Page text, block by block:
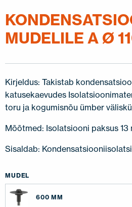
MUDELILE A Ø
Kirjeldus: Takistab
katusekaevudes
toru ja kogumisnõu ümber
Mõõtmed: Isolatsiooni paksus 13
Sisaldab:
MUDEL
600 MM